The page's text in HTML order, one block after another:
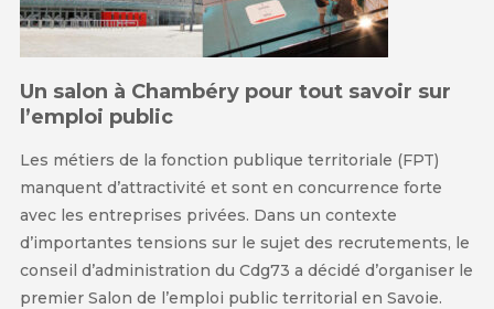
Un salon à Chambéry pour tout savoir sur
l’emploi public
Les métiers de la fonction publique territoriale (FPT)
manquent d’attractivité et sont en concurrence forte
avec les entreprises privées. Dans un contexte
d’importantes tensions sur le sujet des recrutements, le
conseil d’administration du Cdg73 a décidé d’organiser le
premier Salon de l’emploi public territorial en Savoie.